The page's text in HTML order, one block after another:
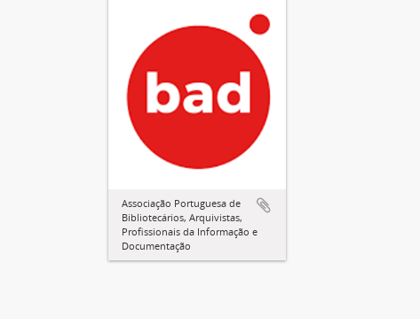
Associação Portuguesa de
Bibliotecários, Arquivistas,
Profissionais da Informação e
Documentação